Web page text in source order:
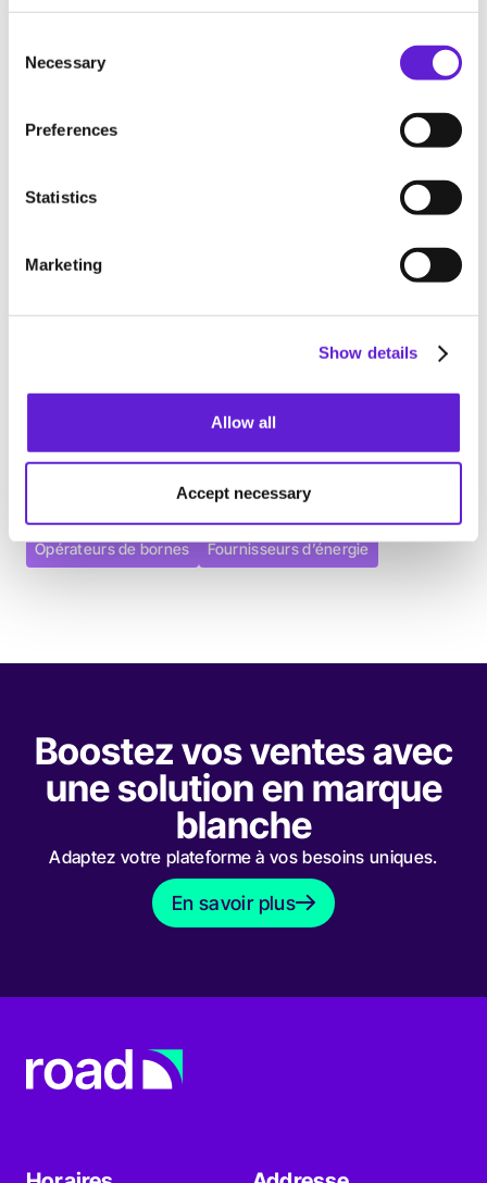
Necessary
Preferences
Statistics
Marketing
Show details
Allow all
Accept necessary
Nous gérons efficacement les remboursements
pour garantir des opérations rapides et exactes.
Service client
aux demandes de vos clients liées à leurs factures.
Notre outil de facturation aide les entreprises à
puissent se concentrer pleinement sur leur activité
Opérateurs de bornes
Opérateurs de bornes
Fournisseurs d’énergie
Fournisseurs d’énergie
Boostez vos ventes avec
une solution en marque
blanche
Adaptez votre plateforme à vos besoins uniques.
En savoir plus
En savoir plus